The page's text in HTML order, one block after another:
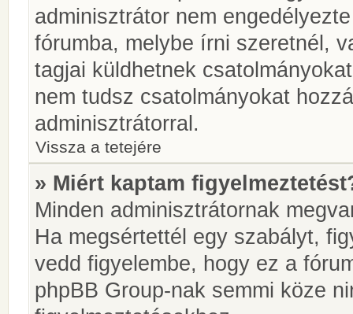
adminisztrátor nem
fórumba, melybe írni szeretnél,
tagjai küldhetnek
nem tudsz csatolmányokat
adminisztrátorral.
Vissza a tetejére
» Miért kaptam
Minden adminisztrátornak
Ha megsértettél egy szabályt,
vedd figyelembe, hogy ez a
phpBB Group-nak semmi köze